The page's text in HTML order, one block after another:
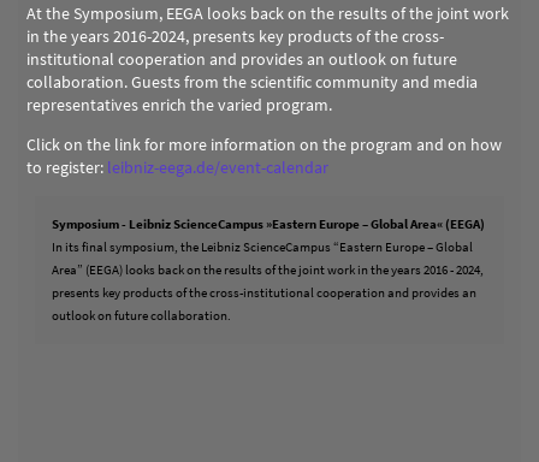
At the Symposium, EEGA looks back on the results of the joint work
in the years 2016-2024, presents key products of the cross-
institutional cooperation and provides an outlook on future
collaboration. Guests from the scientific community and media
representatives enrich the varied program.
Click on the link for more information on the program and on how
to register: leibniz-eega.de/event-calendar
Symposium - Leibniz ScienceCampus »Eastern Europe – Global Area« (EEGA)
In its final symposium, the Leibniz ScienceCampus “Eastern Europe – Global
Area” (EEGA) looks back on the results of the joint work in the years 2016 - 2024,
presents key products of the cross-institutional cooperation and provides an
outlook on future collaboration.